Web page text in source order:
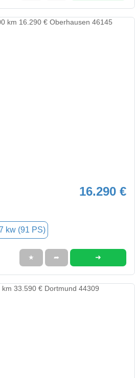
16.290 €
kw (91 PS)
★ ➦ ➜